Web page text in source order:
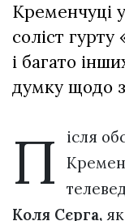
ZONE 18+
Контакти
Кременчуці
соліст
і багато
думку щодо
П
ісля
Коля Сєрга,